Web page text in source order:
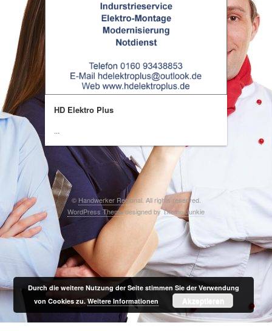
Stellenangebote
HD Elektro Plus
...
© Handwerker Regional. All rights reserved.
WordPress Themedesigned byTheme Junkie
Durch die weitere Nutzung der Seite stimmen Sie der Verwendung
von Cookies zu.Weitere Informationen Akzeptieren